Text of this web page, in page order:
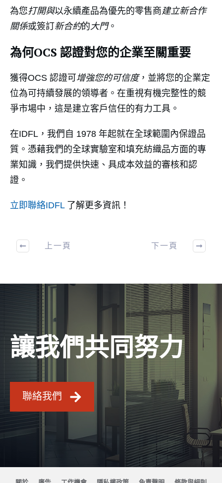
為您打開與以永續產品為優先的零售商建立新合作
關係或簽訂新合約的 大門。
為何OCS 認證對您的企業至關重要
獲得OCS 認證可增強您的可信度，並將您的企業定
位為可持續發展的領導者。在重視有機完整性的競
爭市場中，這是建立客戶信任的有力工具。
在IDFL，我們自 1978 年起就在全球範圍內保證品
質。憑藉我們的全球實驗室和填充紡織品方面的專
業知識，我們提供快速、具成本效益的審核和認
證。
立即聯絡IDFL 了解更多資訊！
上一頁 下一頁
讓我們共同努力
聯絡我們